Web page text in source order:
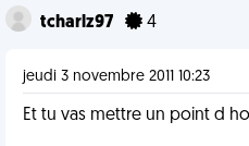
tcharlz97 4
jeudi 3 novembre 2011 10:23
Et tu vas mettre un point d